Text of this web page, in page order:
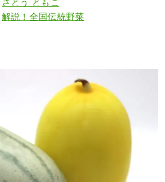
さとう ともこ
解説！全国伝統野菜